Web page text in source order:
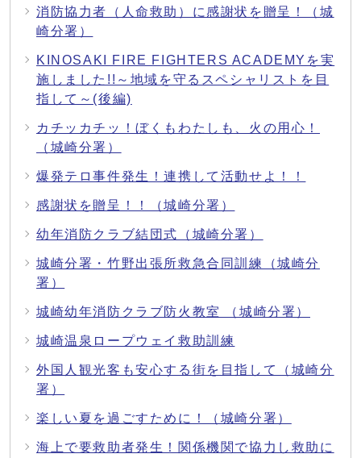
消防協力者（人命救助）に感謝状を贈呈！（城
崎分署）
KINOSAKI FIRE FIGHTERS ACADEMYを実
施しました!!～地域を守るスペシャリストを目
指して～(後編)
カチッカチッ！ぼくもわたしも、火の用心！
（城崎分署）
爆発テロ事件発生！連携して活動せよ！！
感謝状を贈呈！！（城崎分署）
幼年消防クラブ結団式（城崎分署）
城崎分署・竹野出張所救急合同訓練（城崎分
署）
城崎幼年消防クラブ防火教室 （城崎分署）
城崎温泉ロープウェイ救助訓練
外国人観光客も安心する街を目指して（城崎分
署）
楽しい夏を過ごすために！（城崎分署）
海上で要救助者発生！関係機関で協力し救助に